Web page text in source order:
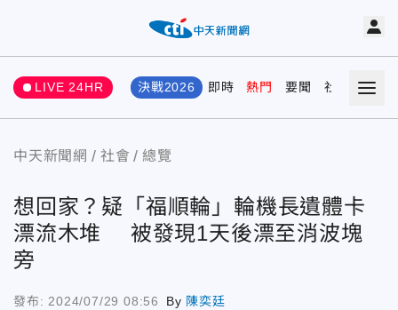
LIVE 24HR 決戰2026 即時 熱門 要聞 社會 娛樂
中天新聞網 社會 總覽
想回家？疑「福順輪」輪機長遺體卡
漂流木堆 被發現1天後漂至消波塊
旁
發布: 2024/07/29 08:56 By 陳奕廷